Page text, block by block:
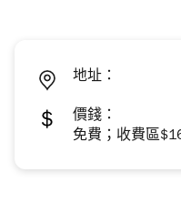
地址：
價錢：
免費；收費區